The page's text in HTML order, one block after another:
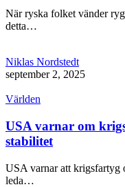
När ryska folket vänder
detta…
Niklas Nordstedt
september 2, 2025
Världen
USA varnar om
stabilitet
USA varnar att krigsfartyg
leda…